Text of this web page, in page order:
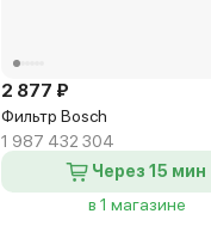
2 877 ₽
Фильтр Bosch
1 987 432 304
Через 15 мин
в 1 магазине